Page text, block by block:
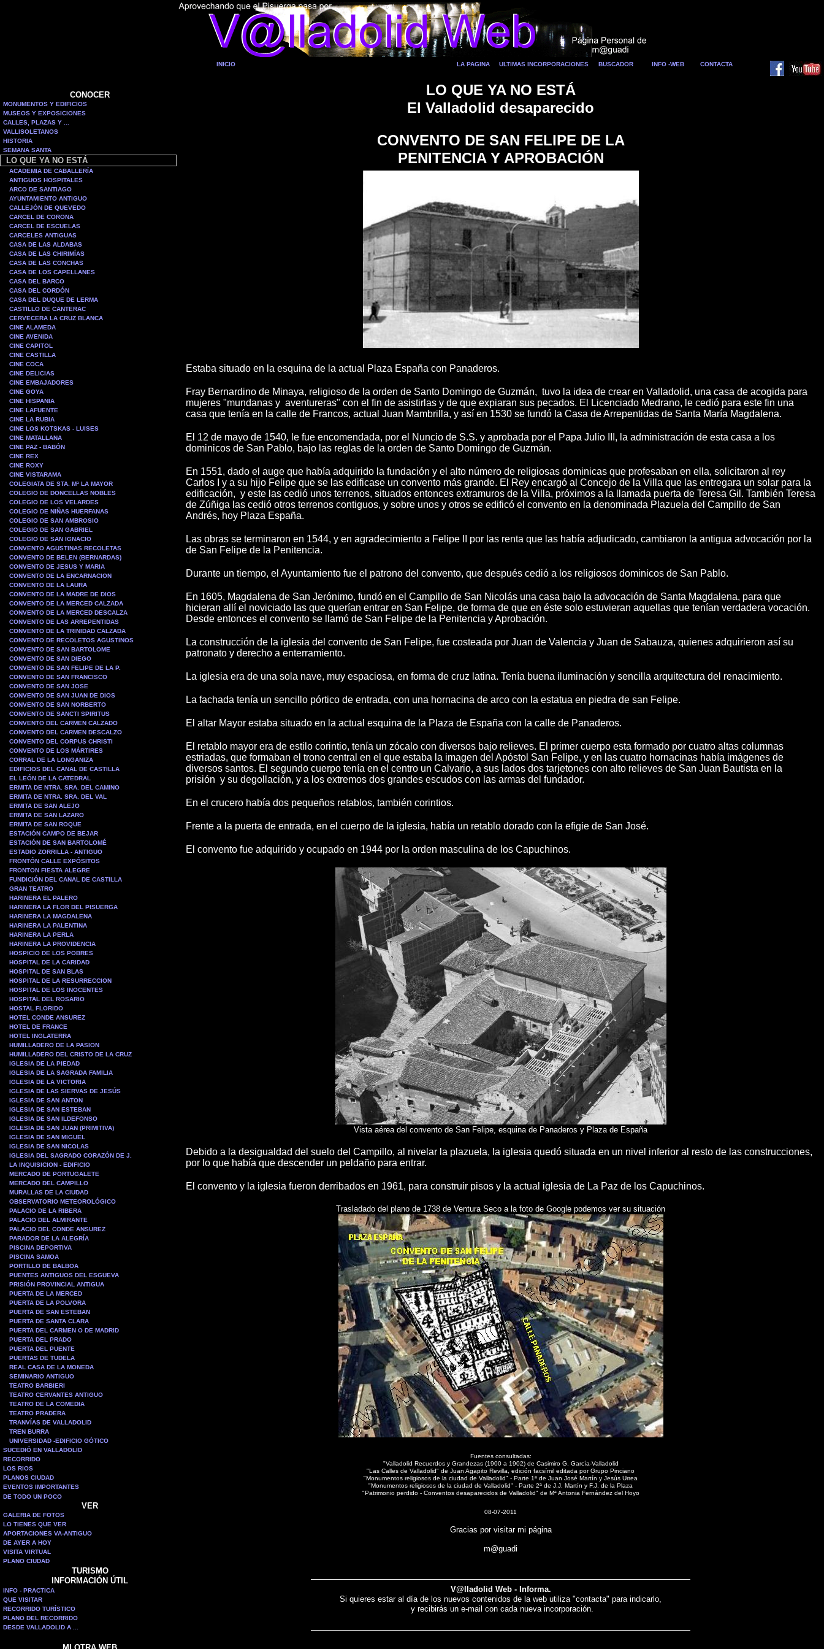
INICIO LA PAGINA ULTIMAS INCORPORACIONES BUSCADOR INFO -WEB CONTACTA
CONOCER
MONUMENTOS Y EDIFICIOS
MUSEOS Y EXPOSICIONES
CALLES, PLAZAS Y ...
VALLISOLETANOS
HISTORIA
SEMANA SANTA
LO QUE YA NO ESTÁ
ACADEMIA DE CABALLERÍA
ANTIGUOS HOSPITALES
ARCO DE SANTIAGO
AYUNTAMIENTO ANTIGUO
CALLEJÓN DE QUEVEDO
CARCEL DE CORONA
CARCEL DE ESCUELAS
CARCELES ANTIGUAS
CASA DE LAS ALDABAS
CASA DE LAS CHIRIMÍAS
CASA DE LAS CONCHAS
CASA DE LOS CAPELLANES
CASA DEL BARCO
CASA DEL CORDÓN
CASA DEL DUQUE DE LERMA
CASTILLO DE CANTERAC
CERVECERA LA CRUZ BLANCA
CINE ALAMEDA
CINE AVENIDA
CINE CAPITOL
CINE CASTILLA
CINE COCA
CINE DELICIAS
CINE EMBAJADORES
CINE GOYA
CINE HISPANIA
CINE LAFUENTE
CINE LA RUBIA
CINE LOS KOTSKAS - LUISES
CINE MATALLANA
CINE PAZ - BABÓN
CINE REX
CINE ROXY
CINE VISTARAMA
COLEGIATA DE STA. Mª LA MAYOR
COLEGIO DE DONCELLAS NOBLES
COLEGIO DE LOS VELARDES
COLEGIO DE NIÑAS HUERFANAS
COLEGIO DE SAN AMBROSIO
COLEGIO DE SAN GABRIEL
COLEGIO DE SAN IGNACIO
CONVENTO AGUSTINAS RECOLETAS
CONVENTO DE BELEN (BERNARDAS)
CONVENTO DE JESUS Y MARIA
CONVENTO DE LA ENCARNACION
CONVENTO DE LA LAURA
CONVENTO DE LA MADRE DE DIOS
CONVENTO DE LA MERCED CALZADA
CONVENTO DE LA MERCED DESCALZA
CONVENTO DE LAS ARREPENTIDAS
CONVENTO DE LA TRINIDAD CALZADA
CONVENTO DE RECOLETOS AGUSTINOS
CONVENTO DE SAN BARTOLOME
CONVENTO DE SAN DIEGO
CONVENTO DE SAN FELIPE DE LA P.
CONVENTO DE SAN FRANCISCO
CONVENTO DE SAN JOSE
CONVENTO DE SAN JUAN DE DIOS
CONVENTO DE SAN NORBERTO
CONVENTO DE SANCTI SPIRITUS
CONVENTO DEL CARMEN CALZADO
CONVENTO DEL CARMEN DESCALZO
CONVENTO DEL CORPUS CHRISTI
CONVENTO DE LOS MÁRTIRES
CORRAL DE LA LONGANIZA
EDIFICIOS DEL CANAL DE CASTILLA
EL LEÓN DE LA CATEDRAL
ERMITA DE NTRA. SRA. DEL CAMINO
ERMITA DE NTRA. SRA. DEL VAL
ERMITA DE SAN ALEJO
ERMITA DE SAN LAZARO
ERMITA DE SAN ROQUE
ESTACIÓN CAMPO DE BEJAR
ESTACIÓN DE SAN BARTOLOMÉ
ESTADIO ZORRILLA - ANTIGUO
FRONTÓN CALLE EXPÓSITOS
FRONTON FIESTA ALEGRE
FUNDICIÓN DEL CANAL DE CASTILLA
GRAN TEATRO
HARINERA EL PALERO
HARINERA LA FLOR DEL PISUERGA
HARINERA LA MAGDALENA
HARINERA LA PALENTINA
HARINERA LA PERLA
HARINERA LA PROVIDENCIA
HOSPICIO DE LOS POBRES
HOSPITAL DE LA CARIDAD
HOSPITAL DE SAN BLAS
HOSPITAL DE LA RESURRECCION
HOSPITAL DE LOS INOCENTES
HOSPITAL DEL ROSARIO
HOSTAL FLORIDO
HOTEL CONDE ANSUREZ
HOTEL DE FRANCE
HOTEL INGLATERRA
HUMILLADERO DE LA PASION
HUMILLADERO DEL CRISTO DE LA CRUZ
IGLESIA DE LA PIEDAD
IGLESIA DE LA SAGRADA FAMILIA
IGLESIA DE LA VICTORIA
IGLESIA DE LAS SIERVAS DE JESÚS
IGLESIA DE SAN ANTON
IGLESIA DE SAN ESTEBAN
IGLESIA DE SAN ILDEFONSO
IGLESIA DE SAN JUAN (PRIMITIVA)
IGLESIA DE SAN MIGUEL
IGLESIA DE SAN NICOLAS
IGLESIA DEL SAGRADO CORAZÓN DE J.
LA INQUISICION - EDIFICIO
MERCADO DE PORTUGALETE
MERCADO DEL CAMPILLO
MURALLAS DE LA CIUDAD
OBSERVATORIO METEOROLÓGICO
PALACIO DE LA RIBERA
PALACIO DEL ALMIRANTE
PALACIO DEL CONDE ANSUREZ
PARADOR DE LA ALEGRÍA
PISCINA DEPORTIVA
PISCINA SAMOA
PORTILLO DE BALBOA
PUENTES ANTIGUOS DEL ESGUEVA
PRISIÓN PROVINCIAL ANTIGUA
PUERTA DE LA MERCED
PUERTA DE LA POLVORA
PUERTA DE SAN ESTEBAN
PUERTA DE SANTA CLARA
PUERTA DEL CARMEN O DE MADRID
PUERTA DEL PRADO
PUERTA DEL PUENTE
PUERTAS DE TUDELA
REAL CASA DE LA MONEDA
SEMINARIO ANTIGUO
TEATRO BARBIERI
TEATRO CERVANTES ANTIGUO
TEATRO DE LA COMEDIA
TEATRO PRADERA
TRANVÍAS DE VALLADOLID
TREN BURRA
UNIVERSIDAD -EDIFICIO GÓTICO
SUCEDIÓ EN VALLADOLID
RECORRIDO
LOS RIOS
PLANOS CIUDAD
EVENTOS IMPORTANTES
DE TODO UN POCO
VER
GALERIA DE FOTOS
LO TIENES QUE VER
APORTACIONES VA-ANTIGUO
DE AYER A HOY
VISITA VIRTUAL
PLANO CIUDAD
TURISMO
INFORMACIÓN ÚTIL
INFO - PRACTICA
QUE VISITAR
RECORRIDO TURÍSTICO
PLANO DEL RECORRIDO
DESDE VALLADOLID A ...
LO QUE YA NO ESTÁ
El Valladolid desaparecido
CONVENTO DE SAN FELIPE DE LA
PENITENCIA Y APROBACIÓN
Estaba situado en la esquina de la actual Plaza España con Panaderos.
Fray Bernardino de Minaya, religioso de la orden de Santo Domingo de Guzmán, tuvo la idea de crear en Valladolid, una casa de acogida para
mujeres "mundanas y aventureras" con el fin de asistirlas y de que expiaran sus pecados. El Licenciado Medrano, le cedió para este fin una
casa que tenía en la calle de Francos, actual Juan Mambrilla, y así en 1530 se fundó la Casa de Arrepentidas de Santa María Magdalena.
El 12 de mayo de 1540, le fue encomendada, por el Nuncio de S.S. y aprobada por el Papa Julio III, la administración de esta casa a los
dominicos de San Pablo, bajo las reglas de la orden de Santo Domingo de Guzmán.
En 1551, dado el auge que había adquirido la fundación y el alto número de religiosas dominicas que profesaban en ella, solicitaron al rey
Carlos I y a su hijo Felipe que se las edificase un convento más grande. El Rey encargó al Concejo de la Villa que las entregara un solar para la
edificación, y este las cedió unos terrenos, situados entonces extramuros de la Villa, próximos a la llamada puerta de Teresa Gil. También Teresa
de Zúñiga las cedió otros terrenos contiguos, y sobre unos y otros se edificó el convento en la denominada Plazuela del Campillo de San
Andrés, hoy Plaza España.
Las obras se terminaron en 1544, y en agradecimiento a Felipe II por las renta que las había adjudicado, cambiaron la antigua advocación por la
de San Felipe de la Penitencia.
Durante un tiempo, el Ayuntamiento fue el patrono del convento, que después cedió a los religiosos dominicos de San Pablo.
En 1605, Magdalena de San Jerónimo, fundó en el Campillo de San Nicolás una casa bajo la advocación de Santa Magdalena, para que
hicieran allí el noviciado las que querían entrar en San Felipe, de forma de que en éste solo estuvieran aquellas que tenían verdadera vocación.
Desde entonces el convento se llamó de San Felipe de la Penitencia y Aprobación.
La construcción de la iglesia del convento de San Felipe, fue costeada por Juan de Valencia y Juan de Sabauza, quienes adquirieron así su
patronato y derecho a enterramiento.
La iglesia era de una sola nave, muy espaciosa, en forma de cruz latina. Tenía buena iluminación y sencilla arquitectura del renacimiento.
La fachada tenía un sencillo pórtico de entrada, con una hornacina de arco con la estatua en piedra de san Felipe.
El altar Mayor estaba situado en la actual esquina de la Plaza de España con la calle de Panaderos.
El retablo mayor era de estilo corintio, tenía un zócalo con diversos bajo relieves. El primer cuerpo esta formado por cuatro altas columnas
estriadas, que formaban el trono central en el que estaba la imagen del Apóstol San Felipe, y en las cuatro hornacinas había imágenes de
diversos santos. El segundo cuerpo tenía en el centro un Calvario, a sus lados dos tarjetones con alto relieves de San Juan Bautista en la
prisión y su degollación, y a los extremos dos grandes escudos con las armas del fundador.
En el crucero había dos pequeños retablos, también corintios.
Frente a la puerta de entrada, en el cuerpo de la iglesia, había un retablo dorado con la efigie de San José.
El convento fue adquirido y ocupado en 1944 por la orden masculina de los Capuchinos.
Vista aérea del convento de San Felipe, esquina de Panaderos y Plaza de España
Debido a la desigualdad del suelo del Campillo, al nivelar la plazuela, la iglesia quedó situada en un nivel inferior al resto de las construcciones,
por lo que había que descender un peldaño para entrar.
El convento y la iglesia fueron derribados en 1961, para construir pisos y la actual iglesia de La Paz de los Capuchinos.
Trasladado del plano de 1738 de Ventura Seco a la foto de Google podemos ver su situación
Fuentes consultadas:
"Valladolid Recuerdos y Grandezas (1900 a 1902) de Casimiro G. García-Valladolid
"Las Calles de Valladolid" de Juan Agapito Revilla, edición facsímil editada por Grupo Pinciano
"Monumentos religiosos de la ciudad de Valladolid" - Parte 1ª de Juan José Martín y Jesús Urrea
"Monumentos religiosos de la ciudad de Valladolid" - Parte 2ª de J.J. Martín y F.J. de la Plaza
"Patrimonio perdido - Conventos desaparecidos de Valladolid" de Mª Antonia Fernández del Hoyo
08-07-2011
Gracias por visitar mi página
m@guadi
V@lladolid Web - Informa.
Si quieres estar al día de los nuevos contenidos de la web utiliza "contacta" para indicarlo,
y recibirás un e-mail con cada nueva incorporación.